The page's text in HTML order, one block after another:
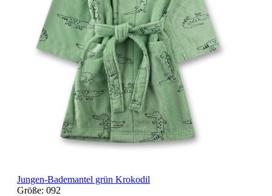
Jungen-Bademantel grün Krokodil
Größe: 092